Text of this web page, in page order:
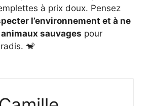
à prix doux. Pensez
l’environnement et à ne
sauvages pour
🐒